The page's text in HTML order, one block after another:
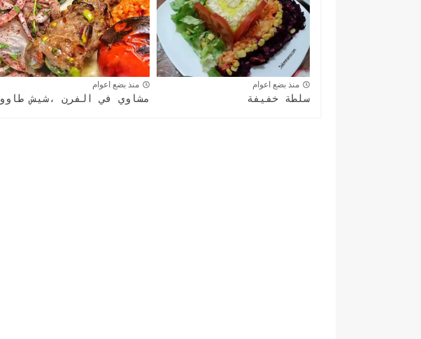
منذ بضع اعوام
سلطة خفيفة
منذ بضع اعوام
مشاوي في الفرن ،شيش طاوو